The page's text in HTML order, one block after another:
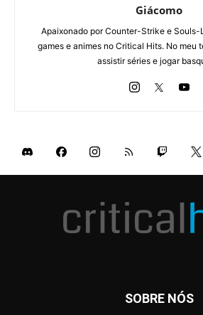
Giácomo
Apaixonado por Counter-Strike e Souls-
games e animes no Critical Hits. No meu
assistir séries e jogar
SOBRE NÓS